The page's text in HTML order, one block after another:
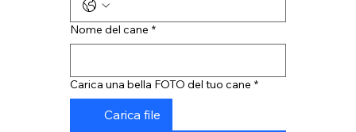
Nome del cane *
Carica una bella FOTO del tuo cane *
Carica file